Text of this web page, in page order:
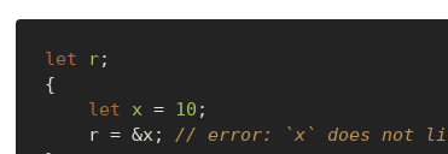
let r;
{
let
x = 10 ;
    r = &x;
// error: `x` does not